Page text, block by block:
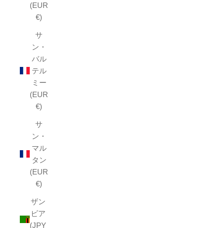
(EUR
€)
サ
ン・
バル
テル
ミー
(EUR
€)
サ
ン・
マル
タン
(EUR
€)
ザン
ビア
(JPY